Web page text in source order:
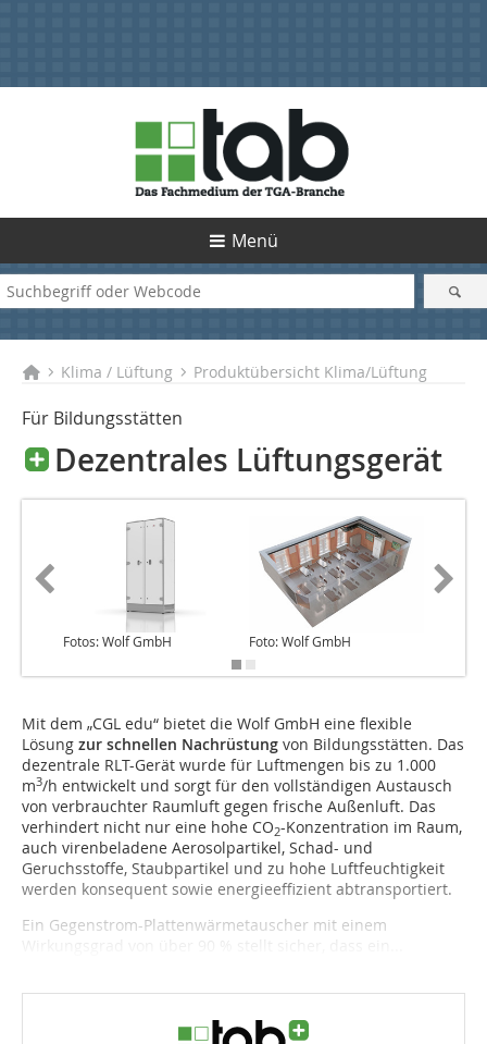
Menü
Klima / Lüftung Produktübersicht Klima/Lüftung
Für Bildungsstätten
Dezentrales Lüftungsgerät
Fotos: Wolf GmbH Foto: Wolf GmbH
Mit dem „CGL edu“ bietet die Wolf GmbH eine flexible
Lösung zur schnellen Nachrüstung von Bildungsstätten. Das
dezentrale RLT-Gerät wurde für Luftmengen bis zu 1.000
m3/h entwickelt und sorgt für den vollständigen Austausch
von verbrauchter Raumluft gegen frische Außenluft. Das
verhindert nicht nur eine hohe CO2-Konzentration im Raum,
auch virenbeladene Aerosolpartikel, Schad- und
Geruchsstoffe, Staubpartikel und zu hohe Luftfeuchtigkeit
werden konsequent sowie energieeffizient abtransportiert.
Ein Gegenstrom-Plattenwärmetauscher mit einem